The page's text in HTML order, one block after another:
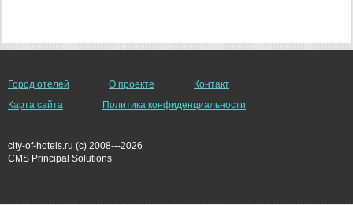
Город отелей О проекте
Контакт
Карта сайта
Политика конфиденциальности
city-of-hotels.ru (c) 2008---2026
СMS Principal Solutions